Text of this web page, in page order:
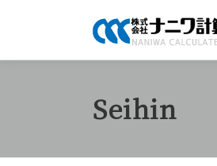
ン
ッ
Seihin